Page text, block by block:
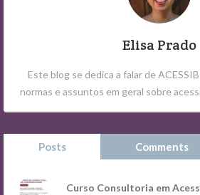
Elisa Prado
Este blog se dedica a falar de
normas e assuntos em geral sobre
Posts Comments
Curso Consultoria em